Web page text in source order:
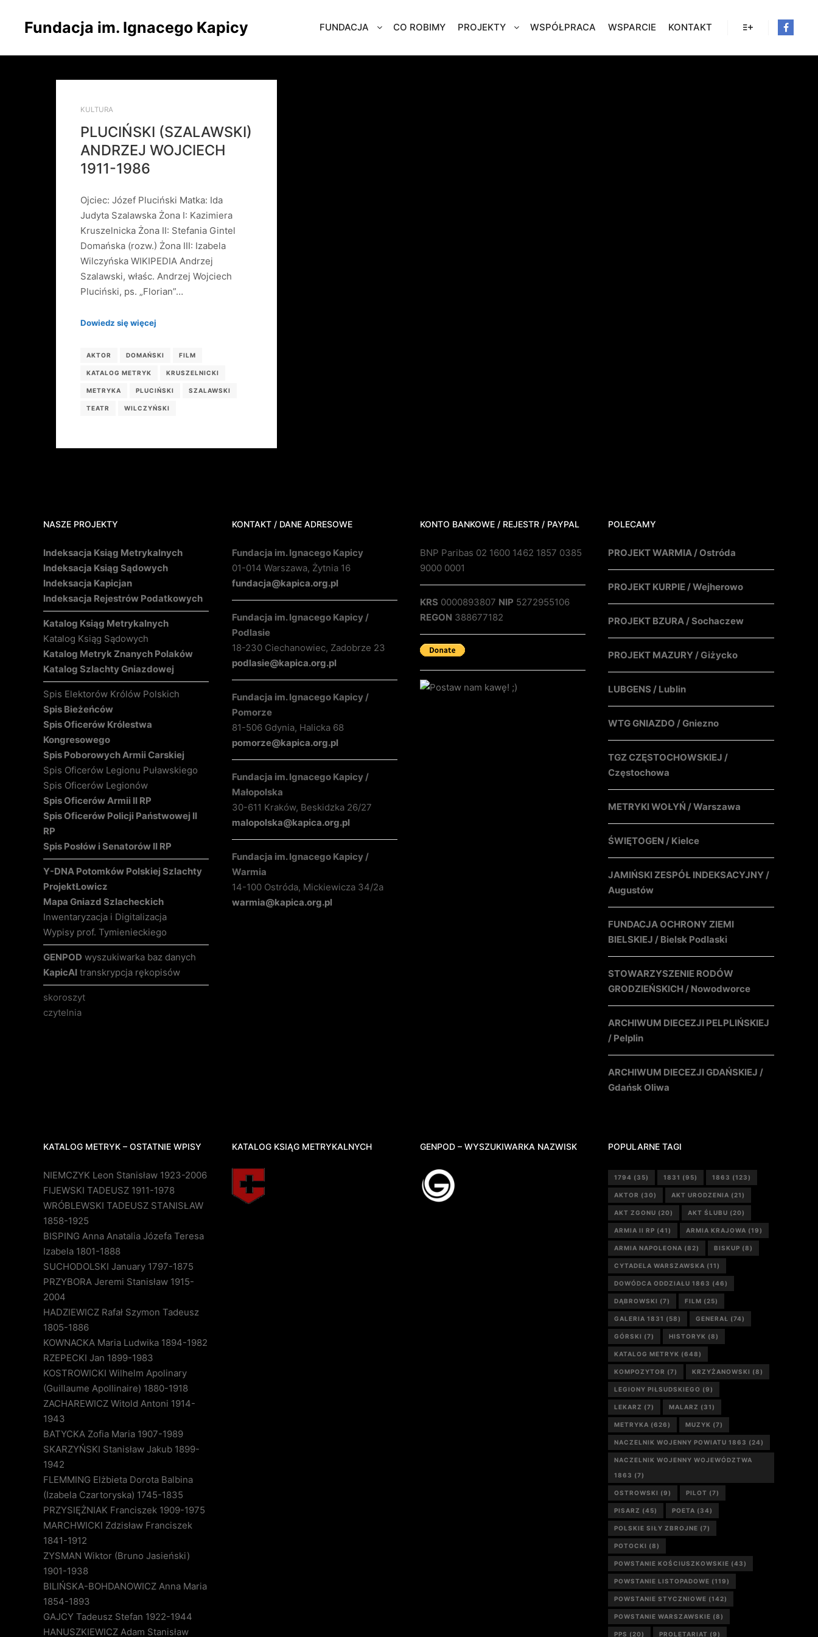
Fundacja im. Ignacego Kapicy FUNDACJA CO ROBIMY PROJEKTY WSPÓŁPRACA WSPARCIE KONTAKT
KULTURA
PLUCIŃSKI (SZALAWSKI)
ANDRZEJ WOJCIECH
1911-1986
Ojciec: Józef Pluciński Matka: Ida
Judyta Szalawska Żona I: Kazimiera
Kruszelnicka Żona II: Stefania Gintel
Domańska (rozw.) Żona III: Izabela
Wilczyńska WIKIPEDIA Andrzej
Szalawski, właśc. Andrzej Wojciech
Pluciński, ps. „Florian”…
Dowiedz się więcej
AKTOR DOMAŃSKI FILM
KATALOG METRYK KRUSZELNICKI
METRYKA PLUCIŃSKI SZALAWSKI
TEATR WILCZYŃSKI
NASZE PROJEKTY
Indeksacja Ksiąg Metrykalnych
Indeksacja Ksiąg Sądowych
Indeksacja Kapicjan
Indeksacja Rejestrów Podatkowych
Katalog Ksiąg Metrykalnych
Katalog Ksiąg Sądowych
Katalog Metryk Znanych Polaków
Katalog Szlachty Gniazdowej
Spis Elektorów Królów Polskich
Spis Bieżeńców
Spis Oficerów Królestwa
Kongresowego
Spis Poborowych Armii Carskiej
Spis Oficerów Legionu Puławskiego
Spis Oficerów Legionów
Spis Oficerów Armii II RP
Spis Oficerów Policji Państwowej II
RP
Spis Posłów i Senatorów II RP
Y-DNA Potomków Polskiej Szlachty
ProjektŁowicz
Mapa Gniazd Szlacheckich
Inwentaryzacja i Digitalizacja
Wypisy prof. Tymienieckiego
GENPOD wyszukiwarka baz danych
KapicAI transkrypcja rękopisów
skoroszyt
czytelnia
KONTAKT / DANE ADRESOWE
Fundacja im. Ignacego Kapicy
01-014 Warszawa, Żytnia 16
fundacja@kapica.org.pl
Fundacja im. Ignacego Kapicy /
Podlasie
18-230 Ciechanowiec, Zadobrze 23
podlasie@kapica.org.pl
Fundacja im. Ignacego Kapicy /
Pomorze
81-506 Gdynia, Halicka 68
pomorze@kapica.org.pl
Fundacja im. Ignacego Kapicy /
Małopolska
30-611 Kraków, Beskidzka 26/27
malopolska@kapica.org.pl
Fundacja im. Ignacego Kapicy /
Warmia
14-100 Ostróda, Mickiewicza 34/2a
warmia@kapica.org.pl
KONTO BANKOWE / REJESTR / PAYPAL
BNP Paribas 02 1600 1462 1857 0385
9000 0001
KRS 0000893807 NIP 5272955106
REGON 388677182
POLECAMY
PROJEKT WARMIA / Ostróda
PROJEKT KURPIE / Wejherowo
PROJEKT BZURA / Sochaczew
PROJEKT MAZURY / Giżycko
LUBGENS / Lublin
WTG GNIAZDO / Gniezno
TGZ CZĘSTOCHOWSKIEJ /
Częstochowa
METRYKI WOŁYŃ / Warszawa
ŚWIĘTOGEN / Kielce
JAMIŃSKI ZESPÓŁ INDEKSACYJNY /
Augustów
FUNDACJA OCHRONY ZIEMI
BIELSKIEJ / Bielsk Podlaski
STOWARZYSZENIE RODÓW
GRODZIEŃSKICH / Nowodworce
ARCHIWUM DIECEZJI PELPLIŃSKIEJ
/ Pelplin
ARCHIWUM DIECEZJI GDAŃSKIEJ /
Gdańsk Oliwa
KATALOG METRYK – OSTATNIE WPISY
NIEMCZYK Leon Stanisław 1923-2006
FIJEWSKI TADEUSZ 1911-1978
WRÓBLEWSKI TADEUSZ STANISŁAW
1858-1925
BISPING Anna Anatalia Józefa Teresa
Izabela 1801-1888
SUCHODOLSKI January 1797-1875
PRZYBORA Jeremi Stanisław 1915-
2004
HADZIEWICZ Rafał Szymon Tadeusz
1805-1886
KOWNACKA Maria Ludwika 1894-1982
RZEPECKI Jan 1899-1983
KOSTROWICKI Wilhelm Apolinary
(Guillaume Apollinaire) 1880-1918
ZACHAREWICZ Witold Antoni 1914-
1943
BATYCKA Zofia Maria 1907-1989
SKARZYŃSKI Stanisław Jakub 1899-
1942
FLEMMING Elżbieta Dorota Balbina
(Izabela Czartoryska) 1745-1835
PRZYSIĘŻNIAK Franciszek 1909-1975
MARCHWICKI Zdzisław Franciszek
1841-1912
ZYSMAN Wiktor (Bruno Jasieński)
1901-1938
BILIŃSKA-BOHDANOWICZ Anna Maria
1854-1893
GAJCY Tadeusz Stefan 1922-1944
HANUSZKIEWICZ Adam Stanisław
KATALOG KSIĄG METRYKALNYCH GENPOD – WYSZUKIWARKA NAZWISK POPULARNE TAGI
1794 (35) 1831 (95) 1863 (123)
AKTOR (30) AKT URODZENIA (21)
AKT ZGONU (20) AKT ŚLUBU (20)
ARMIA II RP (41) ARMIA KRAJOWA (19)
ARMIA NAPOLEONA (82) BISKUP (8)
CYTADELA WARSZAWSKA (11)
DOWÓDCA ODDZIAŁU 1863 (46)
DĄBROWSKI (7) FILM (25)
GALERIA 1831 (58) GENERAŁ (74)
GÓRSKI (7) HISTORYK (8)
KATALOG METRYK (648)
KOMPOZYTOR (7) KRZYŻANOWSKI (8)
LEGIONY PIŁSUDSKIEGO (9)
LEKARZ (7) MALARZ (31)
METRYKA (626) MUZYK (7)
NACZELNIK WOJENNY POWIATU 1863 (24)
NACZELNIK WOJENNY WOJEWÓDZTWA
1863 (7)
OSTROWSKI (9) PILOT (7)
PISARZ (45) POETA (34)
POLSKIE SIŁY ZBROJNE (7)
POTOCKI (8)
POWSTANIE KOŚCIUSZKOWSKIE (43)
POWSTANIE LISTOPADOWE (119)
POWSTANIE STYCZNIOWE (142)
POWSTANIE WARSZAWSKIE (8)
PPS (20) PROLETARIAT (9)